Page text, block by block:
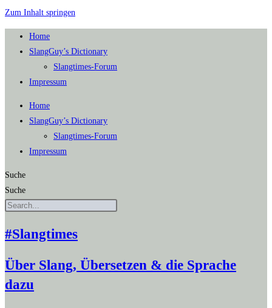
Zum Inhalt springen
Home
SlangGuy’s Dic­tion­a­ry
Slang­times-Forum
Impres­sum
Home
SlangGuy’s Dic­tion­a­ry
Slang­times-Forum
Impres­sum
Suche
Suche
#Slangtimes
Über Slang, Übersetzen & die Sprache
dazu